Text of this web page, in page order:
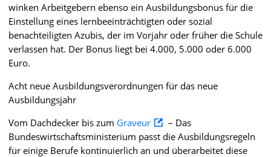
winken Arbeitgebern ebenso ein Ausbildungsbonus für die
Einstellung eines lernbeeinträchtigten oder sozial
benachteiligten Azubis, der im Vorjahr oder früher die Schule
verlassen hat. Der Bonus liegt bei 4.000, 5.000 oder 6.000
Euro.
Acht neue Ausbildungsverordnungen für das neue
Ausbildungsjahr
Vom Dachdecker bis zum Graveur
– Das
Bundeswirtschaftsministerium passt die Ausbildungsregeln
für einige Berufe kontinuierlich an und überarbeitet diese